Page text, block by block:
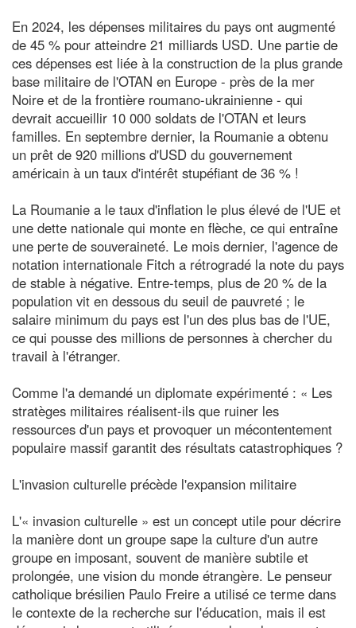
En 2024, les dépenses militaires du pays ont augmenté
de 45 % pour atteindre 21 milliards USD. Une partie de
ces dépenses est liée à la construction de la plus grande
base militaire de l'OTAN en Europe - près de la mer
Noire et de la frontière roumano-ukrainienne - qui
devrait accueillir 10 000 soldats de l'OTAN et leurs
familles. En septembre dernier, la Roumanie a obtenu
un prêt de 920 millions d'USD du gouvernement
américain à un taux d'intérêt stupéfiant de 36 % !
La Roumanie a le taux d'inflation le plus élevé de l'UE et
une dette nationale qui monte en flèche, ce qui entraîne
une perte de souveraineté. Le mois dernier, l'agence de
notation internationale Fitch a rétrogradé la note du pays
de stable à négative. Entre-temps, plus de 20 % de la
population vit en dessous du seuil de pauvreté ; le
salaire minimum du pays est l'un des plus bas de l'UE,
ce qui pousse des millions de personnes à chercher du
travail à l'étranger.
Comme l'a demandé un diplomate expérimenté : « Les
stratèges militaires réalisent-ils que ruiner les
ressources d'un pays et provoquer un mécontentement
populaire massif garantit des résultats catastrophiques ?
L'invasion culturelle précède l'expansion militaire
L'« invasion culturelle » est un concept utile pour décrire
la manière dont un groupe sape la culture d'un autre
groupe en imposant, souvent de manière subtile et
prolongée, une vision du monde étrangère. Le penseur
catholique brésilien Paulo Freire a utilisé ce terme dans
le contexte de la recherche sur l'éducation, mais il est